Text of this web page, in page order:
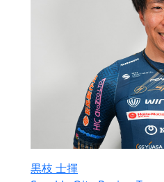
黒枝 士揮